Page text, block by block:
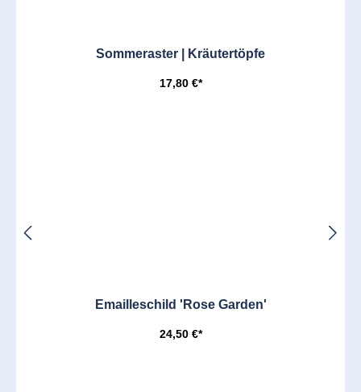
Sommeraster | Kräutertöpfe
17,80 €*
Emailleschild 'Rose Garden'
24,50 €*